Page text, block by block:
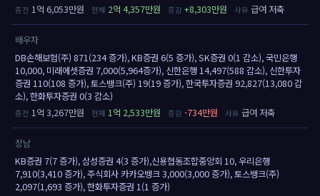
1억 6,053만원
2억 4,357만원 +8,303만원 급여 저축
배우자
DB손해보험(주) 871(234 증가), KB증권 6(5 증가), SK증권 0(1 감소), 국민은행
10,000, 미래에셋증권 7,000(5,964증가), 신한은행 14,497(588 감소), 신한투자
증권 110(108 증가), 토스뱅크(주) 19(19 증가), 한국투자증권 92,827(13,080 감
소), 한화투자증권 0(3 감소)
1억 3,267만원
1억 2,533만원 -734만원 급여 저축
장남
KB증권 7(7 증가), 삼성증권 4(3 증가),신용협동조합중앙회 10, 우리은행
7,910(3,410 증가), 주식회사 카카오뱅크 3,000(3,000 증가), 토스뱅크(주)
2,097(1,693 증가), 한화투자증권 1(1 증가)